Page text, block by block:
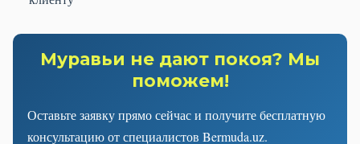
Муравьи не дают покоя? Мы
поможем!
Оставьте заявку прямо сейчас и получите бесплатную
консультацию от специалистов Bermuda.uz.